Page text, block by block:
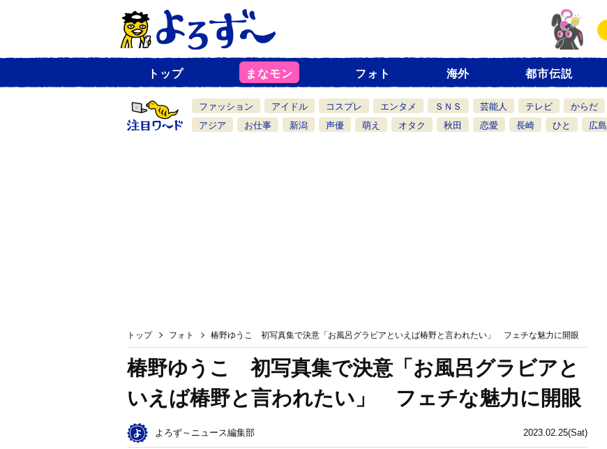
ュ
一
覧
トップ まなモン フォト 海外 都市伝説
ファッション アイドル コスプレ エンタメ ＳＮＳ 芸能人 テレビ からだ
アジア
お仕事 新潟 声優 萌え オタク 秋田 恋愛 長崎 ひと 広島
トップ フォト 椿野ゆうこ 初写真集で決意「お風呂グラビアといえば椿野と言われたい」 フェチな魅力に開眼
2023.02.25(Sat)
椿野ゆうこ 初写真集で決意「お風呂グラビアと
いえば椿野と言われたい」 フェチな魅力に開眼
よろず～ニュース編集部